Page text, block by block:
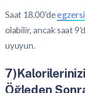
Saat 18.00’de
olabilir, ancak saat
uyuyun.
Öğleden